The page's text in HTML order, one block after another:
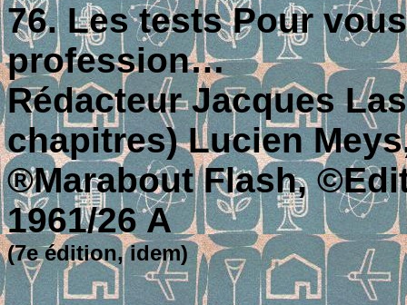
76. Les tests Pour
profession…
Rédacteur Jacques
chapitres) Lucien
®Marabout Flash,
1961/26 A
(7e édition, idem)